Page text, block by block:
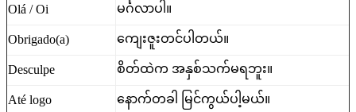
Olá / Oi
မင်္ဂလာပါ။
Obrigado(a) ကျေးဇူးတင်ပါတယ်။
Desculpe စိတ်ထဲက အနှစ်သက်မရဘူး။
Até logo နောက်တခါ မြင်ကွယ်ပါ့မယ်။